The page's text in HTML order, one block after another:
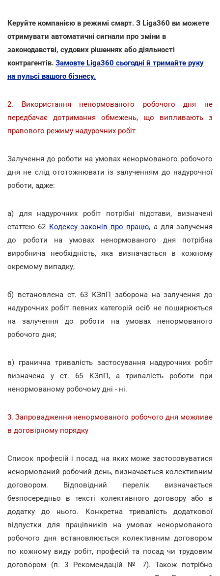
Керуйте компанією в режимі смарт. З Liga360 ви можете
отримувати автоматичні сигнали про зміни в
законодавстві, судових рішеннях або діяльності
контрагентів. Замовте Liga360 сьогодні й тримайте руку
на пульсі вашого бізнесу.
2. Використання ненормованого робочого дня не
передбачає дотримання обмежень, що випливають з
правового режиму надурочних робіт
Залучення до роботи на умовах ненормованого робочого
дня не слід ототожнювати із залученням до надурочної
роботи, адже:
а) для надурочних робіт потрібні підстави, визначені
статтею 62 Кодексу законів про працю, а для залучення
до роботи на умовах ненормованого дня потрібна
виробнича необхідність, яка визначається в кожному
окремому випадку;
б) встановлена ст. 63 КЗпП заборона на залучення до
надурочних робіт певних категорій осіб не поширюється
на залучення до роботи на умовах ненормованого
робочого дня;
в) гранична тривалість застосування надурочних робіт
визначена у ст. 65 КЗпП, а тривалість роботи при
ненормованому робочому дні - ні.
3. Запровадження ненормованого робочого дня можливе
в договірному порядку
Список професій і посад, на яких може застосовуватися
ненормований робочий день, визначається колективним
договором. Відповідний перелік визначається
безпосередньо в тексті колективного договору або в
додатку до нього. Конкретна тривалість додаткової
відпустки для працівників на умовах ненормованого
робочого дня встановлюється колективним договором
по кожному виду робіт, професій та посад чи трудовим
договором (п. 3 Рекомендацій № 7). Також потрібно